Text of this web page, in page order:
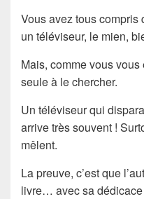
Vous avez tous compris
un téléviseur, le mien,
Mais, comme vous
seule à le chercher.
Un téléviseurqui
arrive très souvent !
mêlent.
La preuve, c’est que
livre… avec sa dédicace